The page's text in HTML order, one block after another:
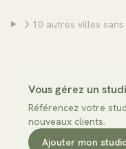
10 autres villes
Vous gérez un
Référencez votre
nouveaux clients.
Ajouter mon